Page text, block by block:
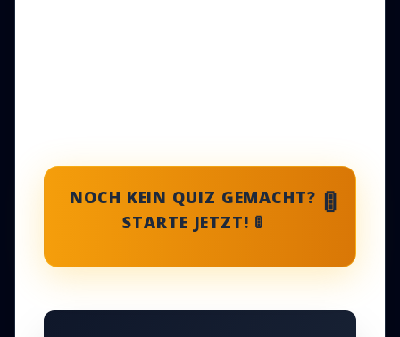
NOCH KEIN QUIZ GEMACHT?
STARTE JETZT! 🚦
🚦